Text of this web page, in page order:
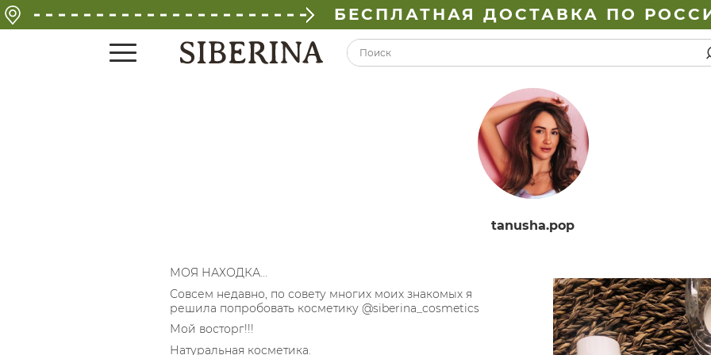
БЕСПЛАТНАЯ ДОСТАВКА ПО
tanusha.pop
МОЯ НАХОДКА...
Совсем недавно, по совету многих моих знакомых я
решила попробовать косметику @siberina_cosmetics
Мой восторг!!!
Натуральная косметика.